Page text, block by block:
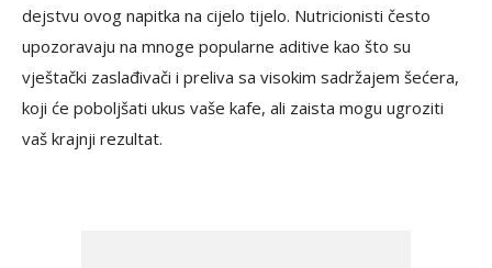
dejstvu ovog napitka na cijelo tijelo. Nutricionisti često
upozoravaju na mnoge popularne aditive kao što su
vještački zaslađivači i preliva sa visokim sadržajem šećera,
koji će poboljšati ukus vaše kafe, ali zaista mogu ugroziti
vaš krajnji rezultat.